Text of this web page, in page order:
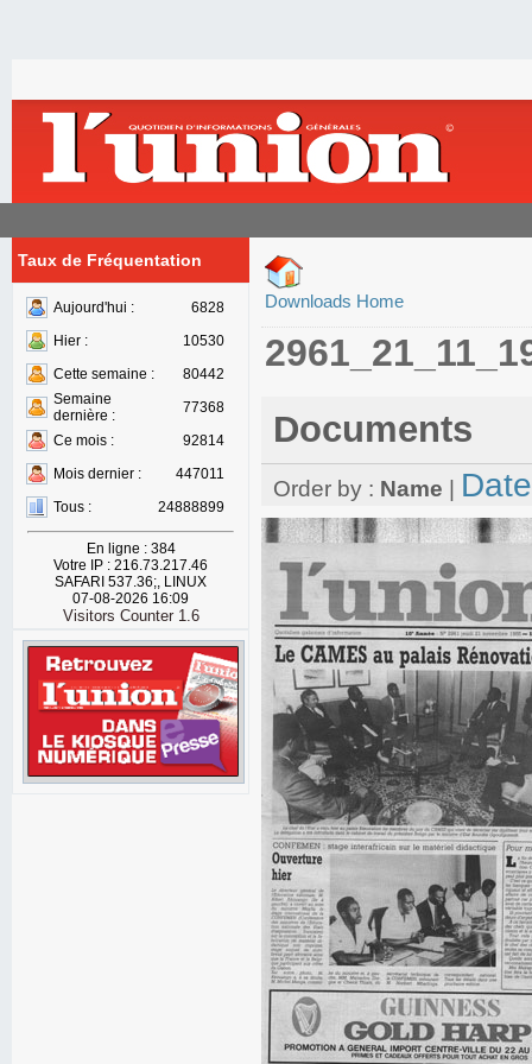
Taux de Fréquentation
Aujourd'hui :
6828
Hier :
10530
Cette semaine :
80442
Semaine
dernière :
77368
Ce mois :
92814
Mois dernier :
447011
Tous :
24888899
En ligne : 384
Votre IP : 216.73.217.46
SAFARI 537.36;, LINUX
07-08-2026 16:09
Visitors Counter 1.6
Downloads Home
Documents
Order by : Name Date